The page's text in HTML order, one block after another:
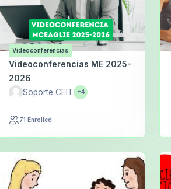
Videoconferencias
Videoconferencias ME 2025-
2026
Soporte CEIT +4
71 Enrolled